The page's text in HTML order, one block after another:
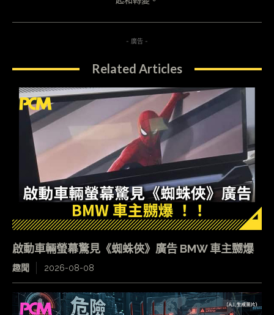
- 廣告 -
Related Articles
啟動車輛螢幕驚見《蜘蛛俠》廣告 BMW 車主嬲爆
趣聞 2026-08-08